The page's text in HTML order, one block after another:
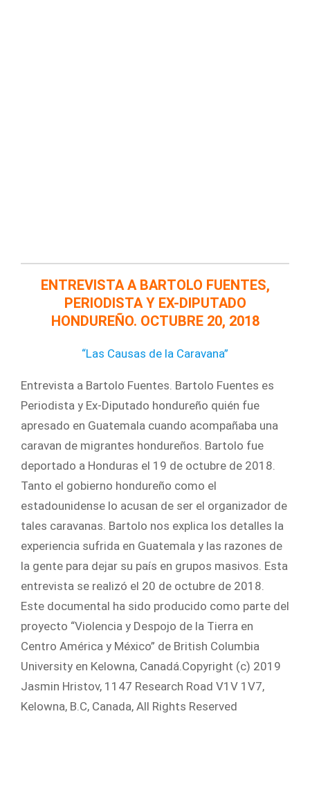
ENTREVISTA A BARTOLO FUENTES,
PERIODISTA Y EX-DIPUTADO
HONDUREÑO. OCTUBRE 20, 2018
“Las Causas de la Caravana”
Entrevista a Bartolo Fuentes. Bartolo Fuentes es
Periodista y Ex-Diputado hondureño quién fue
apresado en Guatemala cuando acompañaba una
caravan de migrantes hondureños. Bartolo fue
deportado a Honduras el 19 de octubre de 2018.
Tanto el gobierno hondureño como el
estadounidense lo acusan de ser el organizador de
tales caravanas. Bartolo nos explica los detalles la
experiencia sufrida en Guatemala y las razones de
la gente para dejar su país en grupos masivos. Esta
entrevista se realizó el 20 de octubre de 2018.
Este documental ha sido producido como parte del
proyecto “Violencia y Despojo de la Tierra en
Centro América y México” de British Columbia
University en Kelowna, Canadá.Copyright (c) 2019
Jasmin Hristov, 1147 Research Road V1V 1V7,
Kelowna, B.C, Canada, All Rights Reserved